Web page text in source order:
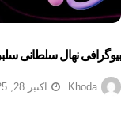
بیوگرافی نهال سلطانی
Khoda اکتبر 28, 2025